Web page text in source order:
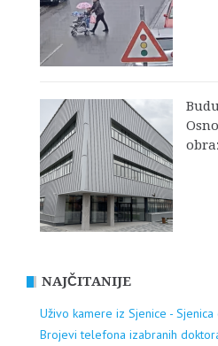
NAJČITANIJE
Uživo kamere iz Sjenice -
Brojevi telefona izabranih